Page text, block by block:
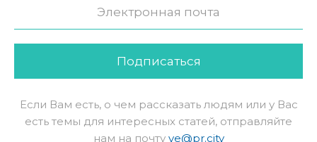
Подписаться
Если Вам есть, о чем рассказать людям или у Вас
есть темы для интересных статей, отправляйте
нам на почту ve@pr.city